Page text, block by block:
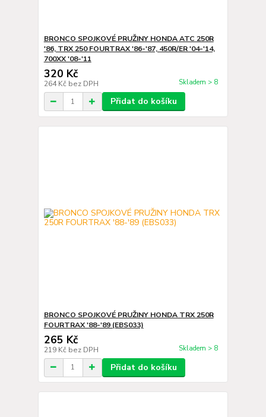
BRONCO SPOJKOVÉ PRUŽINY HONDA ATC 250R
'86, TRX 250 FOURTRAX '86-'87, 450R/ER '04-'14,
700XX '08-'11
320 Kč
264 Kč bez DPH Skladem > 8
Přidat do košíku
BRONCO SPOJKOVÉ PRUŽINY HONDA TRX 250R
FOURTRAX '88-'89 (EBS033)
265 Kč
219 Kč bez DPH Skladem > 8
Přidat do košíku